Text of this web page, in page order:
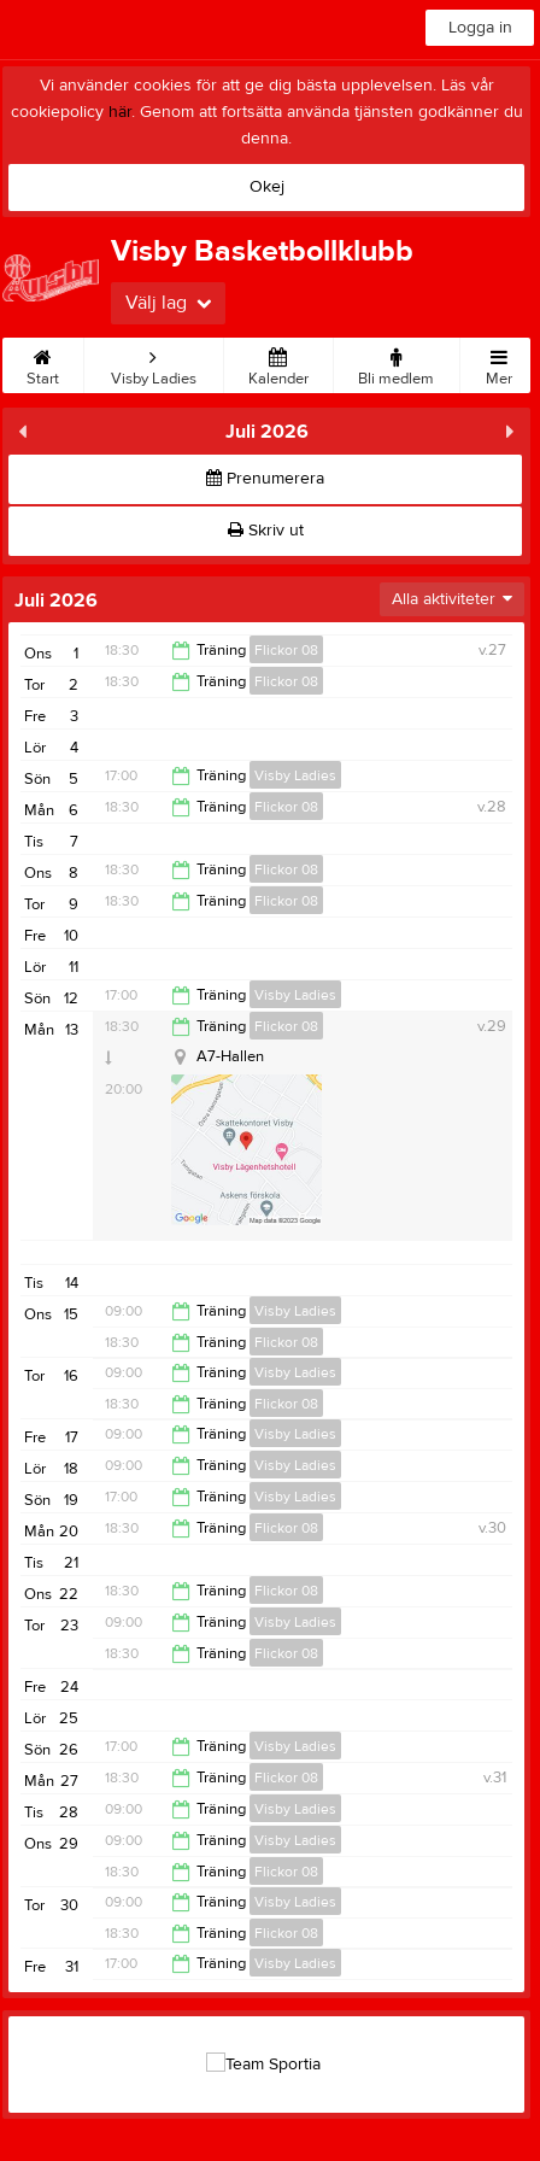
Logga in
Vi använder cookies för att ge dig bästa upplevelsen. Läs vår
cookiepolicy här. Genom att fortsätta använda tjänsten godkänner du
denna.
Okej
Visby Basketbollklubb
Välj lag
Start Visby Ladies Kalender Bli medlem Mer
Juli 2026
Prenumerera
Skriv ut
Juli 2026 Alla aktiviteter
1
Ons v.27
18:30 Träning Flickor 08
2
Tor 18:30 Träning Flickor 08
3
Fre
4
Lör
5
Sön 17:00 Träning Visby Ladies
6
Mån v.28
18:30 Träning Flickor 08
20:00
7
Tis
8
Ons 18:30 Träning Flickor 08
9
Tor 18:30 Träning Flickor 08
10
Fre
11
Lör
12
Sön 17:00 Träning Visby Ladies
18:00
13
Mån v.29
18:30 Träning Flickor 08
20:00
A7-Hallen
14
Tis
15
Ons 09:00 Träning Visby Ladies
10:00
18:30 Träning Flickor 08
20:00
16
Tor 09:00 Träning Visby Ladies
10:00
18:30 Träning Flickor 08
20:00
17
Fre 09:00 Träning Visby Ladies
10:00
18
Lör 09:00 Träning Visby Ladies
10:00
19
Sön 17:00 Träning Visby Ladies
20
Mån v.30
18:30 Träning Flickor 08
20:00
21
Tis
22
Ons 18:30 Träning Flickor 08
20:00
23
Tor 09:00 Träning Visby Ladies
18:30 Träning Flickor 08
24
Fre
25
Lör
26
Sön 17:00 Träning Visby Ladies
18:00
27
Mån v.31
18:30 Träning Flickor 08
20:00
28
Tis 09:00 Träning Visby Ladies
10:00
29
Ons 09:00 Träning Visby Ladies
10:00
18:30 Träning Flickor 08
20:00
30
Tor 09:00 Träning Visby Ladies
10:00
18:30 Träning Flickor 08
20:00
31
Fre 17:00 Träning Visby Ladies
18:00